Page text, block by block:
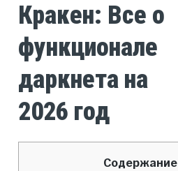
Кракен: Все о
функционале
даркнета на
2026 год
Содержание